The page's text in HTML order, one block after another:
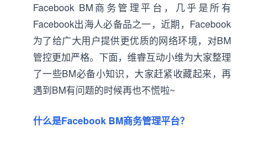
Facebook BM商务管理平台，几乎是所有
Facebook出海人必备品之一，近期，Facebook
为了给广大用户提供更优质的网络环境，对BM
管控更加严格。下面，维睿互动小维为大家整理
了一些BM必备小知识，大家赶紧收藏起来，再
遇到BM有问题的时候再也不慌啦~
什么是Facebook BM商务管理平台？